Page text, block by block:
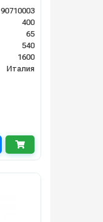
90710003
400
65
540
1600
Италия